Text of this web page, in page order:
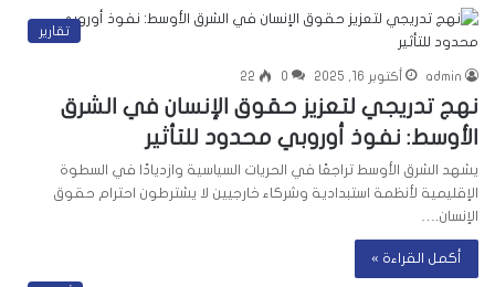
تقارير
admin أكتوبر 16, 2025 0
22
نهج تدريجي لتعزيز حقوق الإنسان في الشرق
الأوسط: نفوذ أوروبي محدود للتأثير
يشهد الشرق الأوسط تراجعًا في الحريات السياسية وازديادًا في السطوة
الإقليمية لأنظمة استبدادية وشركاء خارجيين لا يشترطون احترام حقوق
الإنسان.…
أكمل القراءة »